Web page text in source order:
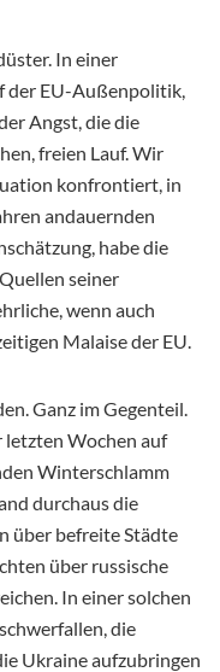
In einer
der EU-Außenpolitik,
Angst, die die
freien Lauf. Wir
konfrontiert, in
andauernden
habe die
seiner
wenn auch
Malaise der EU.
Ganz im Gegenteil.
letzten Wochen auf
Winterschlamm
durchaus die
über befreite Städte
über russische
In einer solchen
die
Ukraine aufzubringen